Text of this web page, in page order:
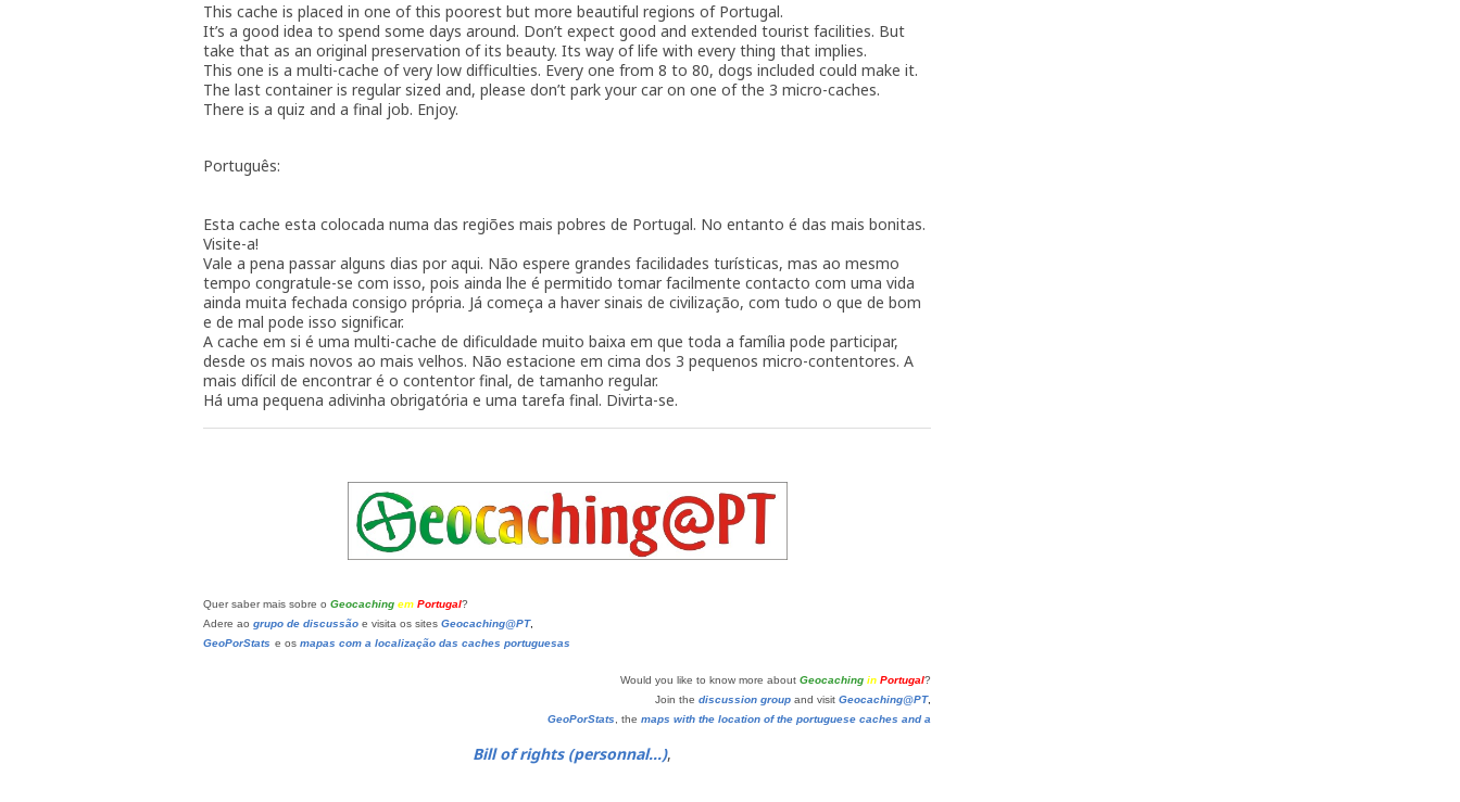
This cache is placed in one of this poorest but more beautiful regions of Portugal.
It’s a good idea to spend some days around. Don’t expect good and extended tourist facilities. But
take that as an original preservation of its beauty. Its way of life with every thing that implies.
This one is a multi-cache of very low difficulties. Every one from 8 to 80, dogs included could make it.
The last container is regular sized and, please don’t park your car on one of the 3 micro-caches.
There is a quiz and a final job. Enjoy.
Português:
Esta cache esta colocada numa das regiões mais pobres de Portugal. No entanto é das mais bonitas.
Visite-a!
Vale a pena passar alguns dias por aqui. Não espere grandes facilidades turísticas, mas ao mesmo
tempo congratule-se com isso, pois ainda lhe é permitido tomar facilmente contacto com uma vida
ainda muita fechada consigo própria. Já começa a haver sinais de civilização, com tudo o que de bom
e de mal pode isso significar.
A cache em si é uma multi-cache de dificuldade muito baixa em que toda a família pode participar,
desde os mais novos ao mais velhos. Não estacione em cima dos 3 pequenos micro-contentores. A
mais difícil de encontrar é o contentor final, de tamanho regular.
Há uma pequena adivinha obrigatória e uma tarefa final. Divirta-se.
Quer saber mais sobre o Geocaching em Portugal?
Adere ao grupo de discussão e visita os sites Geocaching@PT,
GeoPorStats e os mapas com a localização das caches portuguesas
Would you like to know more about Geocaching in Portugal?
Join the discussion group and visit Geocaching@PT,
GeoPorStats , the maps with the location of the portuguese caches and a
Bill of rights (personnal...),